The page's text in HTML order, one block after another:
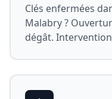
Clés enfermées
Malabry?
dégât.